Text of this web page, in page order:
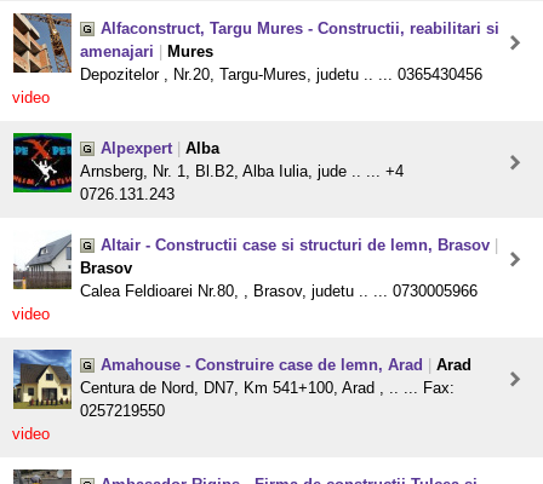
Alfaconstruct, Targu Mures - Constructii, reabilitari si
amenajari
Mures
Depozitelor , Nr.20, Targu-Mures, judetu .. ... 0365430456
video
Alpexpert
Alba
Arnsberg, Nr. 1, Bl.B2, Alba Iulia, jude .. ... +4
0726.131.243
Altair - Constructii case si structuri de lemn, Brasov
Brasov
Calea Feldioarei Nr.80, , Brasov, judetu .. ... 0730005966
video
Amahouse - Construire case de lemn, Arad
Arad
Centura de Nord, DN7, Km 541+100, Arad , .. ... Fax:
0257219550
video